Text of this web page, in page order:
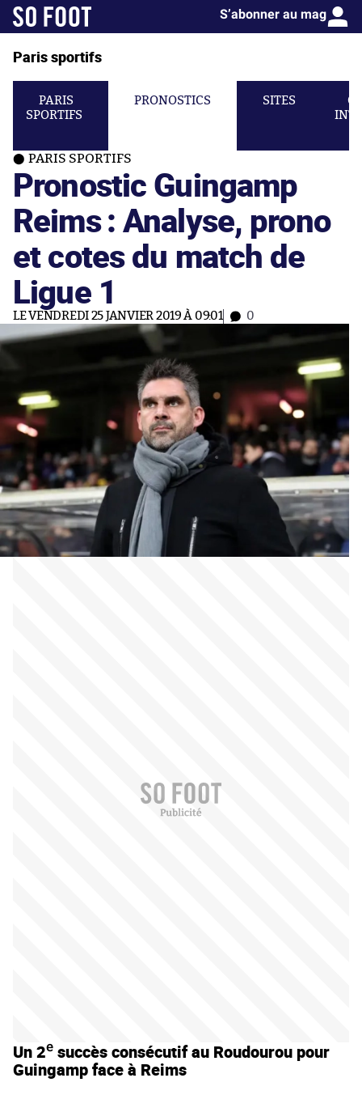
S’abonner au mag
Paris sportifs
PARIS
SPORTIFS
PRONOSTICS SITES
PARIS SPORTIFS
Pronostic Guingamp
Reims : Analyse, prono
et cotes du match de
Ligue 1
LE VENDREDI 25 JANVIER 2019 À 09:01 0
Un 2e succès consécutif au Roudourou pour
Guingamp face à Reims